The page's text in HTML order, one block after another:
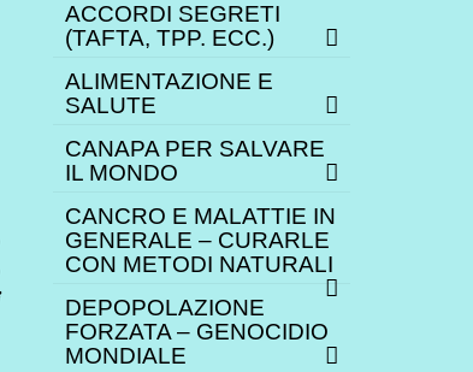
ACCORDI SEGRETI
(TAFTA, TPP. ECC.)
ALIMENTAZIONE E
SALUTE
CANAPA PER SALVARE
IL MONDO
CANCRO E MALATTIE IN
GENERALE – CURARLE
CON METODI NATURALI
DEPOPOLAZIONE
FORZATA – GENOCIDIO
MONDIALE